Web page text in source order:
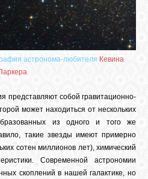
астронома-любителя Кевина
.
представляют собой гравитационно-
может находиться от нескольких
из одного и того же
такие звезды имеют примерно
сотен миллионов лет), химический
Современной астрономии
скоплений в нашей галактике, но